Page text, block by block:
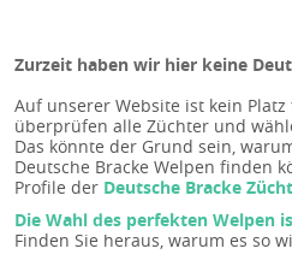
Zurzeit haben wir hier keine
Auf unserer Website ist kein
überprüfen alle Züchter und
Das könnte der Grund sein,
Deutsche Bracke Welpen finden
Profile der Deutsche Bracke
Die Wahl des perfekten Welpen
Finden Sie heraus, warum es so